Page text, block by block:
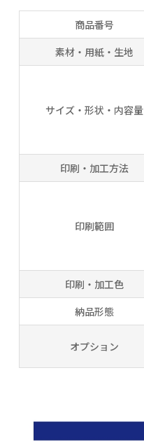
商品番号
素材・用紙・生地
サイズ・形状・内容量
印刷・加工方法
印刷範囲
印刷・加工色
納品形態
オプション